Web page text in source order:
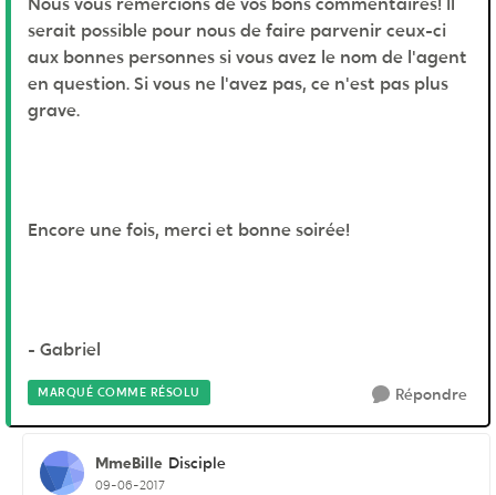
serait possible pour nous de faire parvenir ceux-ci
aux bonnes personnes si vous avez le nom de l'agent
en question. Si vous ne l'avez pas, ce n'est pas plus
grave.
Encore une fois, merci et bonne soirée!
- Gabriel
MARQUÉ COMME RÉSOLU Répondre
MmeBille Disciple
09-06-2017